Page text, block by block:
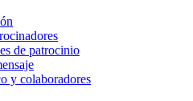
de patrocinio
y colaboradores